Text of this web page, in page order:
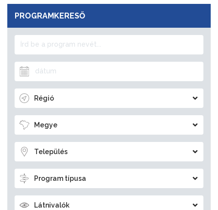
PROGRAMKERESŐ
Régió
Megye
Település
Program típusa
Látnivalók